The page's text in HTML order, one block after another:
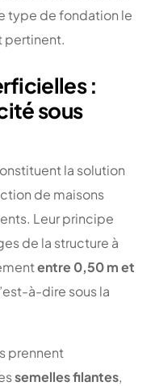
type de fondation le
pertinent.
:
sous
la solution
de maisons
Leur principe
de la structure à
entre 0,50 m et
à-dire sous la
prennent
semelles filantes,